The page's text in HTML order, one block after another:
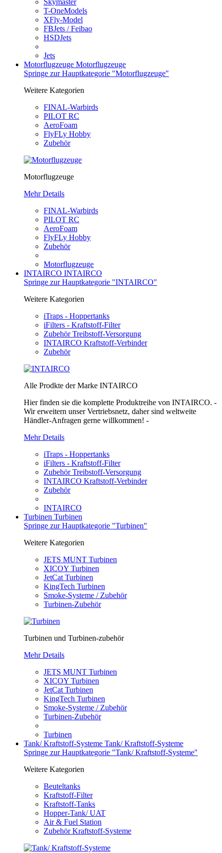
Skymaster
T-OneModels
XFly-Model
FBJets / Feibao
HSDJets
Jets
Motorflugzeuge Motorflugzeuge
Springe zur Hauptkategorie "Motorflugzeuge"
Weitere Kategorien
FINAL-Warbirds
PILOT RC
AeroFoam
FlyFLy Hobby
Zubehör
Motorflugzeuge
Mehr Details
FINAL-Warbirds
PILOT RC
AeroFoam
FlyFLy Hobby
Zubehör
Motorflugzeuge
INTAIRCO INTAIRCO
Springe zur Hauptkategorie "INTAIRCO"
Weitere Kategorien
iTraps - Hoppertanks
iFilters - Kraftstoff-Filter
Zubehör Treibstoff-Versorgung
INTAIRCO Kraftstoff-Verbinder
Zubehör
Alle Prodkte der Marke INTAIRCO
Hier finden sie die komplette Produktreihe von INTAIRCO. -
Wir erweitern unser Vertriebsnetz, daher sind weltweite
Händler-Anfragen gerne willkommen! -
Mehr Details
iTraps - Hoppertanks
iFilters - Kraftstoff-Filter
Zubehör Treibstoff-Versorgung
INTAIRCO Kraftstoff-Verbinder
Zubehör
INTAIRCO
Turbinen Turbinen
Springe zur Hauptkategorie "Turbinen"
Weitere Kategorien
JETS MUNT Turbinen
XICOY Turbinen
JetCat Turbinen
KingTech Turbinen
Smoke-Systeme / Zubehör
Turbinen-Zubehör
Turbinen und Turbinen-zubehör
Mehr Details
JETS MUNT Turbinen
XICOY Turbinen
JetCat Turbinen
KingTech Turbinen
Smoke-Systeme / Zubehör
Turbinen-Zubehör
Turbinen
Tank/ Kraftstoff-Systeme Tank/ Kraftstoff-Systeme
Springe zur Hauptkategorie "Tank/ Kraftstoff-Systeme"
Weitere Kategorien
Beuteltanks
Kraftstoff-Filter
Kraftstoff-Tanks
Hopper-Tank/ UAT
Air & Fuel Station
Zubehör Kraftstoff-Systeme